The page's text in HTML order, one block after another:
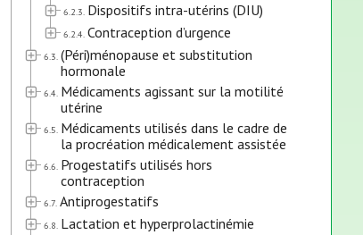
6.2.3. Dispositifs intra-utérins (DIU)
6.2.4. Contraception d’urgence
6.3. (Péri)ménopause et substitution
hormonale
6.4. Médicaments agissant sur la motilité
utérine
6.5. Médicaments utilisés dans le cadre de
la procréation médicalement assistée
6.6. Progestatifs utilisés hors
contraception
6.7. Antiprogestatifs
6.8. Lactation et hyperprolactinémie